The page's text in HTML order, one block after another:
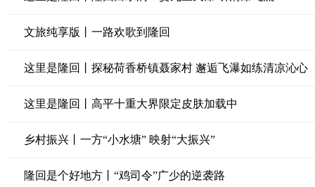
文旅纯享版丨一路欢歌到隆回
这里是隆回丨探秘荷香桥镇聂家村 邂逅飞瀑如练清凉沁心
这里是隆回丨高平十重大界限定皮肤加载中
乡村振兴丨一方“小水塘” 映射“大振兴”
隆回是个好地方丨“鸡司令”广少的逆袭路